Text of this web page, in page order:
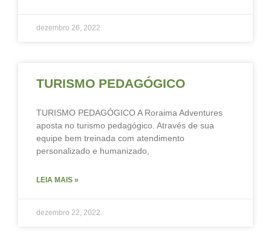
dezembro 26, 2022
TURISMO PEDAGÓGICO
TURISMO PEDAGÓGICO A Roraima Adventures
aposta no turismo pedagógico. Através de sua
equipe bem treinada com atendimento
personalizado e humanizado,
LEIA MAIS »
dezembro 22, 2022